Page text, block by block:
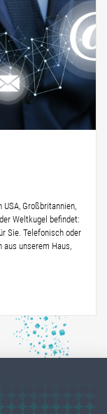
Großbritannien,
Weltkugel befindet:
Sie. Telefonisch oder
aus unserem Haus,